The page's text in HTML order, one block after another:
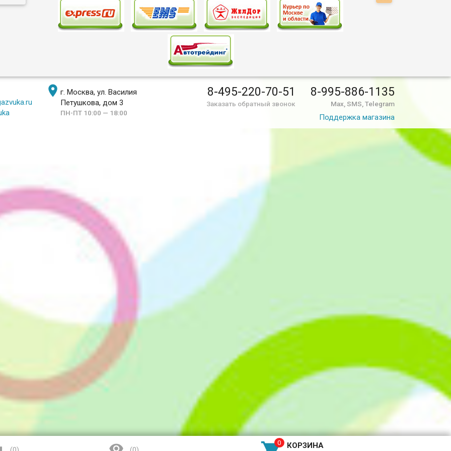
г. Москва, ул. Василия
Петушкова, дом 3
ПН-ПТ 10:00 — 18:00
8-495-220-70-51
Заказать обратный звонок
8-995-886-1135
Max, SMS, Telegram
Поддержка магазина
КОРЗИНА